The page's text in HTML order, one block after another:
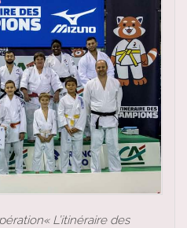
L’itinéraire des